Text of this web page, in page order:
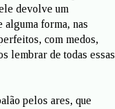
devolve um
forma, nas
com medos,
lembrar de todas essas
pelos ares, que